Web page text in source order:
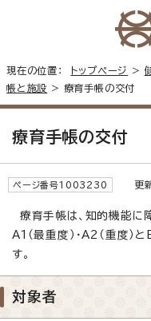
現在の位置： トップページ >
帳と施設 > 療育手帳の交付
療育手帳の交付
ページ番号1003230 更
療育手帳は、知的機能に
A1（最重度）・A2（重度）
す。
対象者